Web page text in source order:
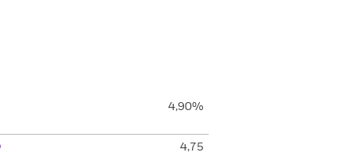
4,90%
4,75